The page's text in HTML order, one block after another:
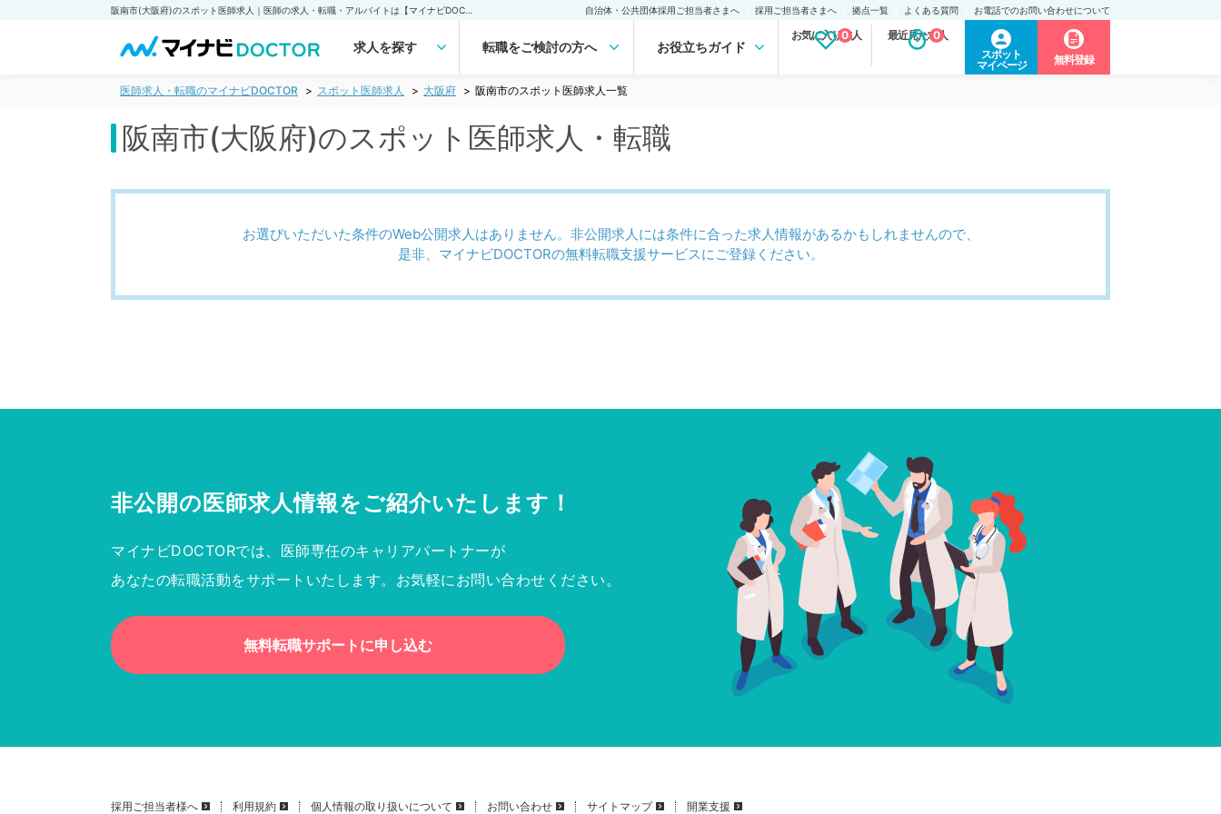
自治体・公共団体採用ご担当者さまへ 採用ご担当者さまへ 拠点一覧 よくある質問 お電話でのお問い合わせについて
求人を探す 転職をご検討の方へ お役立ちガイド
お気に入り求人
0 最近見た求人
0
スポット
マイページ
無料登録
医師求人・転職のマイナビDOCTOR スポット医師求人 大阪府 阪南市のスポット医師求人一覧
阪南市(大阪府)のスポット医師求人・転職
お選びいただいた条件のWeb公開求人はありません。非公開求人には条件に合った求人情報があるかもしれませんので、
是非、マイナビDOCTORの無料転職支援サービスにご登録ください。
非公開の医師求人情報をご紹介いたします！
マイナビDOCTORでは、医師専任のキャリアパートナーが
あなたの転職活動をサポートいたします。お気軽にお問い合わせください。
無料転職サポートに申し込む
採用ご担当者様へ 利用規約 個人情報の取り扱いについて お問い合わせ サイトマップ 開業支援